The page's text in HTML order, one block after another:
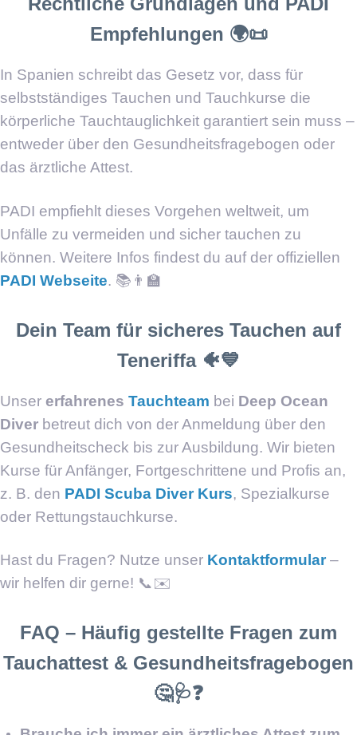
Empfehlungen 🌍📜
In Spanien schreibt das Gesetz vor, dass für
selbstständiges Tauchen und Tauchkurse die
körperliche Tauchtauglichkeit garantiert sein muss –
entweder über den Gesundheitsfragebogen oder
das ärztliche Attest.
PADI empfiehlt dieses Vorgehen weltweit, um
Unfälle zu vermeiden und sicher tauchen zu
können. Weitere Infos findest du auf der offiziellen
PADI Webseite. 📚👨‍🏫
Dein Team für sicheres Tauchen auf
Teneriffa 🐠💙
Unser erfahrenes Tauchteam bei Deep Ocean
Diver betreut dich von der Anmeldung über den
Gesundheitscheck bis zur Ausbildung. Wir bieten
Kurse für Anfänger, Fortgeschrittene und Profis an,
z. B. den PADI Scuba Diver Kurs, Spezialkurse
oder Rettungstauchkurse.
Hast du Fragen? Nutze unser Kontaktformular–
wir helfen dir gerne! 📞✉️
FAQ – Häufig gestellte Fragen zum
Tauchattest & Gesundheitsfragebogen
🤔🩺❓